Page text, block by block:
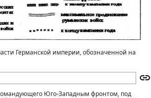
Германской империи, обозначенной на
Юго-Западным фронтом, под